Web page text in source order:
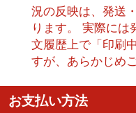
況の反映は、発送
ります。 実際には
文履歴上で「印刷
すが、あらかじめ
お支払い方法